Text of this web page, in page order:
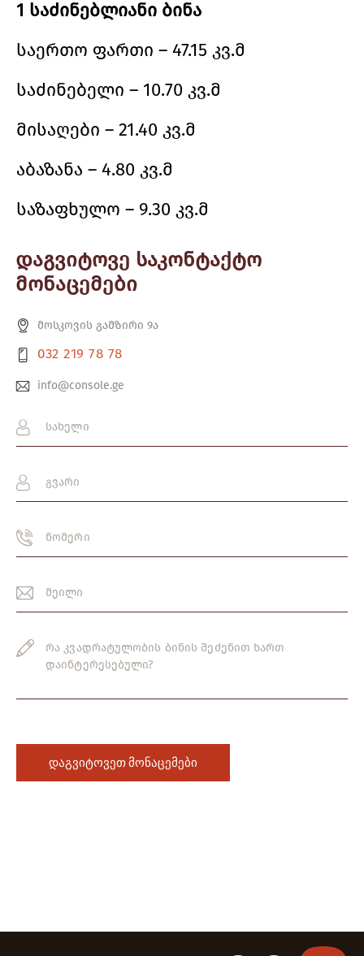
1 საძინებლიანი ბინა
საერთო ფართი – 47.15 კვ.მ
საძინებელი – 10.70 კვ.მ
მისაღები – 21.40 კვ.მ
აბაზანა – 4.80 კვ.მ
საზაფხულო – 9.30 კვ.მ
დაგვიტოვე საკონტაქტო
მონაცემები
მოსკოვის გამზირი 9ა
032 219 78 78
info@console.ge